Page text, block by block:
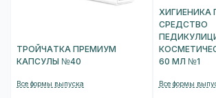
ТРОЙЧАТКА ПРЕМИУМ
КАПСУЛЫ №40
Все формы выпуска
ХИГИЕНИКА
СРЕДСТВО
60 МЛ №1
Все формы